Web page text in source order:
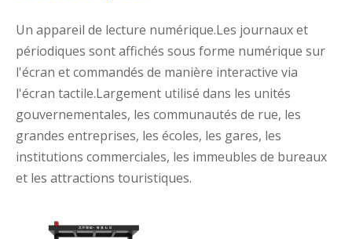
Un appareil de lecture numérique.Les journaux et
périodiques sont affichés sous forme numérique sur
l'écran et commandés de manière interactive via
l'écran tactile.Largement utilisé dans les unités
gouvernementales, les communautés de rue, les
grandes entreprises, les écoles, les gares, les
institutions commerciales, les immeubles de bureaux
et les attractions touristiques.